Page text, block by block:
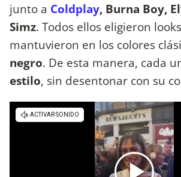
junto a Coldplay, Burna Boy,
Simz. Todos ellos eligieron
mantuvieron en los colores
negro. De esta manera, cada
estilo, sin desentonar con su